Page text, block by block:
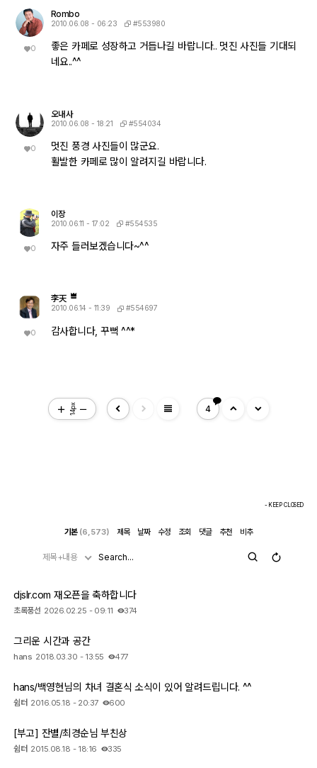
0
Rombo
2010.06.08 - 06:23 #553980
좋은 카페로 성장하고 거듭나길 바랍니다.. 멋진 사진들 기대되
네요..^^
0
오내사
2010.06.08 - 18:21 #554034
멋진 풍경 사진들이 많군요.
활발한 카페로 많이 알려지길 바랍니다.
0
이장
2010.06.11 - 17:02 #554535
자주 들러보겠습니다~^^
0
李天
2010.06.14 - 11:39 #554697
감사합니다, 꾸뻑 ^^*
14px view_headline 4
- KEEP CLOSED
기본 (6,573) 제목 날짜 수정 조회 댓글 추천 비추
제목+내용
djslr.com 재오픈을 축하합니다
초록풍선 2026.02.25 - 09:11 374
그리운 시간과 공간
hans 2018.03.30 - 13:55 477
hans/백영현님의 차녀 결혼식 소식이 있어 알려드립니다. ^^
쉼터 2016.05.18 - 20:37 600
[부고] 잔별/최경순님 부친상
쉼터 2015.08.18 - 18:16 335